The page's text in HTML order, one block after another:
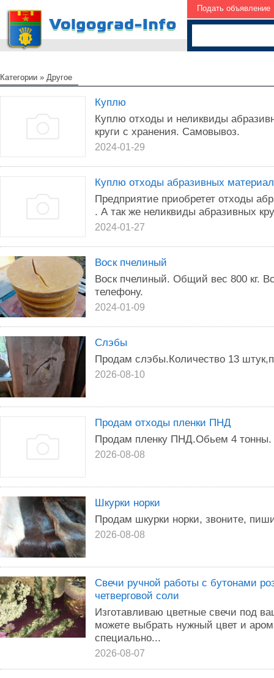
Подать объявление
Категории » Другое
Куплю
Куплю отходы и неликвиды
круги с хранения. Самовывоз.
2024-01-29
Куплю отходы абразивных
Предприятие приобретет отходы
. А так же неликвиды абразивных
2024-01-27
Воск пчелиный
Воск пчелиный. Общий вес 800 кг.
телефону.
2024-01-09
Слэбы
Продам слэбы.Количество 13
2026-08-10
Продам отходы пленки ПНД
Продам пленку ПНД.Обьем 4 тонны.
2026-08-08
Шкурки норки
Продам шкурки норки, звоните,
2026-08-08
Свечи ручной работы с бутонами
четверговой соли
Изготавливаю цветные свечи под
можете выбрать нужный цвет и
специально...
2026-08-07